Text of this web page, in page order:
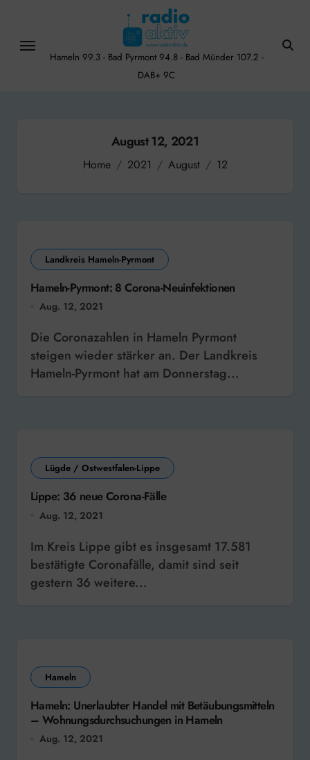
content
Hameln 99.3 - Bad Pyrmont 94.8 - Bad Münder 107.2 -
DAB+ 9C
August 12, 2021
Home 2021 August 12
Landkreis Hameln-Pyrmont
Hameln-Pyrmont: 8 Corona-Neuinfektionen
Aug. 12, 2021
Die Coronazahlen in Hameln Pyrmont
steigen wieder stärker an. Der Landkreis
Hameln-Pyrmont hat am Donnerstag...
Lügde / Ostwestfalen-Lippe
Lippe: 36 neue Corona-Fälle
Aug. 12, 2021
Im Kreis Lippe gibt es insgesamt 17.581
bestätigte Coronafälle, damit sind seit
gestern 36 weitere...
Hameln
Hameln: Unerlaubter Handel mit Betäubungsmitteln
– Wohnungsdurchsuchungen in Hameln
Aug. 12, 2021